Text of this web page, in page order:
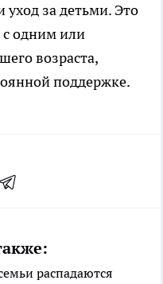
уход за детьми. Это
с одним или
возраста,
поддержке.
распадаются